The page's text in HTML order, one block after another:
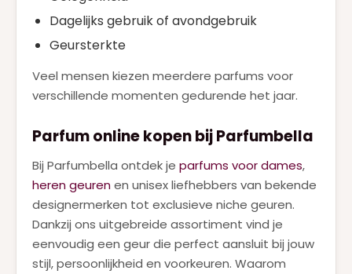
Dagelijks gebruik of avondgebruik
Geursterkte
Veel mensen kiezen meerdere parfums voor
verschillende momenten gedurende het jaar.
Parfum online kopen bij Parfumbella
Bij Parfumbella ontdek je parfums voor dames,
heren geurenen unisex liefhebbers van bekende
designermerken tot exclusieve niche geuren.
Dankzij ons uitgebreide assortiment vind je
eenvoudig een geur die perfect aansluit bij jouw
stijl, persoonlijkheid en voorkeuren. Waarom